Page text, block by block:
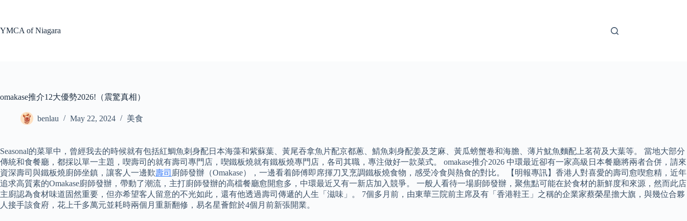
YMCA of Niagara
omakase推介12大優勢2026!（震驚真相）
benlau May 22, 2024 美食
Seasonal的菜單中，曾經我去的時候就有包括紅鯛魚刺身配日本海藻和紫蘇葉、黃尾吞拿魚片配京都蔥、鯖魚刺身配姜及芝麻、黃瓜螃蟹卷和海膽、薄片魷魚麵配上茗荷及大葉等。 當地大部分
傳統和食餐廳，都採以單一主題，喫壽司的就有壽司專門店，喫鐵板燒就有鐵板燒專門店，各司其職，專注做好一款菜式。 omakase推介2026 中環最近卻有一家高級日本餐廳將兩者合併，請來
資深壽司與鐵板燒廚師坐鎮，讓客人一邊歎壽司 廚師發辦（Omakase），一邊看着師傅即席揮刀叉烹調鐵板燒食物，感受冷食與熱食的對比。 【明報專訊】香港人對喜愛的壽司愈喫愈精，近年
追求高質素的Omakase廚師發辦，帶動了潮流，主打廚師發辦的高檔餐廳愈開愈多，中環最近又有一新店加入競爭。 一般人看待一場廚師發辦，聚焦點可能在於食材的新鮮度和來源，然而此店
主廚認為食材味道固然重要，但亦希望客人留意的不光如此，還有他透過壽司傳遞的人生「滋味」。 7個多月前，由東華三院前主席及有「香港鞋王」之稱的企業家蔡榮星擔大旗，與幾位合夥
人接手該食府，花上千多萬元並耗時兩個月重新翻修，易名星薈館於4個月前新張開業。